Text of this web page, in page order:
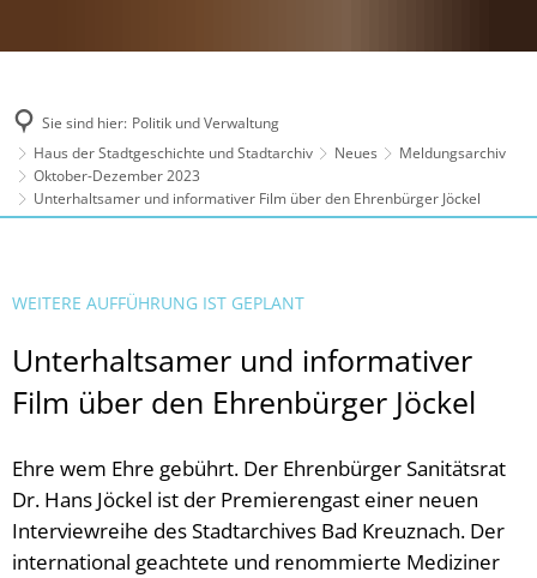
Sie sind hier: Politik und Verwaltung
Haus der Stadtgeschichte und Stadtarchiv
Neues
Meldungsarchiv
Oktober-Dezember 2023
Unterhaltsamer und informativer Film über den Ehrenbürger Jöckel
WEITERE AUFFÜHRUNG IST GEPLANT
Unterhaltsamer und informativer
Film über den Ehrenbürger Jöckel
Ehre wem Ehre gebührt. Der Ehrenbürger Sanitätsrat
Dr. Hans Jöckel ist der Premierengast einer neuen
Interviewreihe des Stadtarchives Bad Kreuznach. Der
international geachtete und renommierte Mediziner